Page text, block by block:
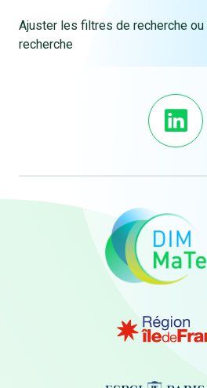
Ajuster les filtres de recherche
recherche